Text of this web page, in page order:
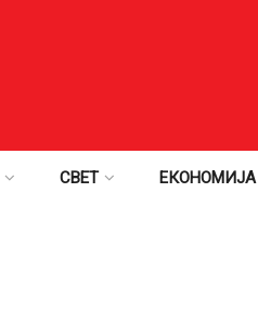
СВЕТ ЕКОНОМИЈА